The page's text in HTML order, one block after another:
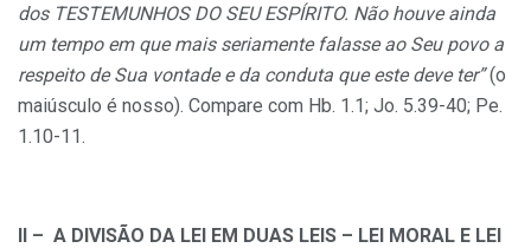
dos TESTEMUNHOS DO SEU ESPÍRITO. Não houve ainda
um tempo em que mais seriamente falasse ao Seu povo a
respeito de Sua vontade e da conduta que este deve ter”(o
maiúsculo é nosso). Compare com Hb. 1.1; Jo. 5.39-40; Pe.
1.10-11.
II – A DIVISÃO DA LEI EM DUAS LEIS – LEI MORAL E LEI